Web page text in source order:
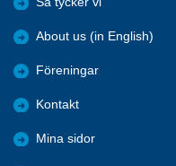
About us (in English)
Föreningar
Kontakt
Mina sidor